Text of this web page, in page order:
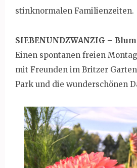
stinknormalen Familienzeiten.
SIEBENUNDZWANZIG –
Einen spontanen freien
mit Freunden im Britzer
Park und die wunderschönen